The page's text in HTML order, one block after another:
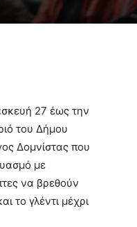
27 έως την
του Δήμου
Δομνίστας που
με
να βρεθούν
το γλέντι μέχρι